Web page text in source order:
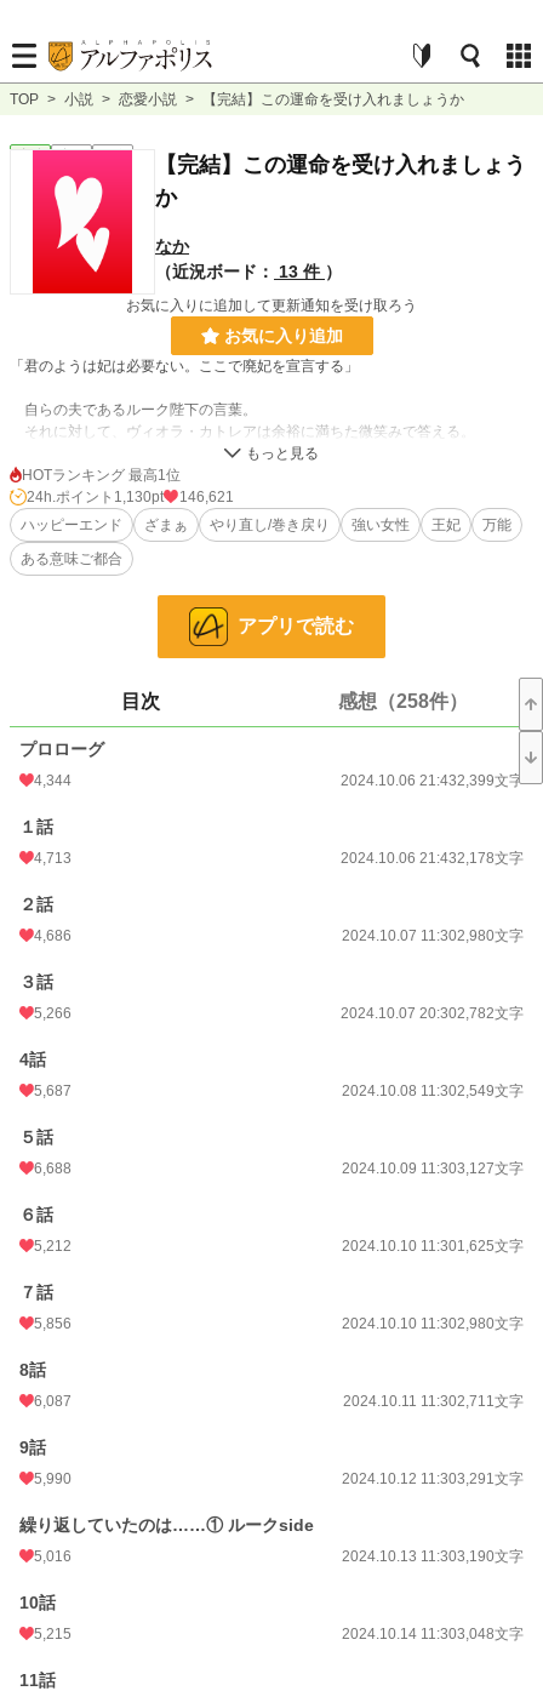
TOP > 小説 > 恋愛小説 > 【完結】この運命を受け入れましょうか
恋愛 完結 短編
【完結】この運命を受け入れましょう
か
なか
（近況ボード：
13 件 ）
お気に入りに追加して更新通知を受け取ろう
お気に入り追加
「君のようは妃は必要ない。ここで廃妃を宣言する」
自らの夫であるルーク陛下の言葉。
それに対して、ヴィオラ・カトレアは余裕に満ちた微笑みで答える。
「承知しました。受け入れましょう」
ヴィオラにはもう、ルークへの愛など残ってすらいない。
彼女が王妃として支えてきた献身の中で、平民生まれのリアという女性に入れ
込んだルーク。
だが聖女の素養を持つリアを、ルークは寵愛する。
そして貴族達も、莫大な益を生み出す聖女を妃に仕立てるため……ヴィオラへ
あっけなく信じるルークに呆れつつも、ヴィオラに不安はなかった。
これからの顛末も、打開策も全て知っているからだ。
前世の記憶を持ち、ここが物語の世界だと知るヴィオラは……悲運な運命を受
ふりかかる不幸を全て覆して、幸せな人生を歩むため。
設定は甘め。
小説
お気に入り
文字数
更新日時
初回公開日時
初回完結日時
週間ポイント
月間ポイント
累計ポイント
HOTランキング 最高1位
24h.ポイント 1,130pt
146,621
ハッピーエンド
ざまぁ やり直し/巻き戻り 強い女性 王妃
万能
ある意味ご都合
アプリで読む
目次 感想（258件）
プロローグ
4,344 2024.10.06 21:432,399文字
１話
4,713 2024.10.06 21:432,178文字
２話
4,686 2024.10.07 11:302,980文字
３話
5,266 2024.10.07 20:302,782文字
4話
5,687 2024.10.08 11:302,549文字
５話
6,688 2024.10.09 11:303,127文字
６話
5,212 2024.10.10 11:301,625文字
７話
5,856 2024.10.10 11:302,980文字
8話
6,087 2024.10.11 11:302,711文字
9話
5,990 2024.10.12 11:303,291文字
繰り返していたのは……① ルークside
5,016 2024.10.13 11:303,190文字
10話
5,215 2024.10.14 11:303,048文字
11話